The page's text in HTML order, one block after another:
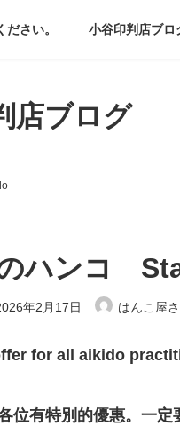
さい。 小谷印判店ブロ
店ブログ
のハンコ
年2月17日 はんこ屋
for all aikido
位有特別的優惠。一定